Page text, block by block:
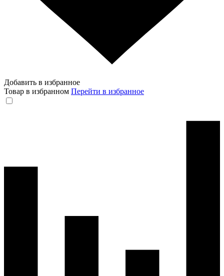
Добавить в избранное
Товар в избранном Перейти в избранное